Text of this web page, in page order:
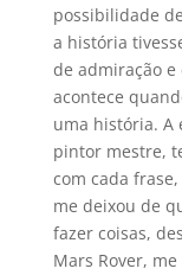
possibilidade
a história
de admiração
acontece
uma história. A
pintor mestre,
com cada
me deixou de
fazer coisas,
Mars Rover,